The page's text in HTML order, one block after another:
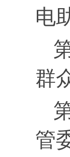
电
群
管